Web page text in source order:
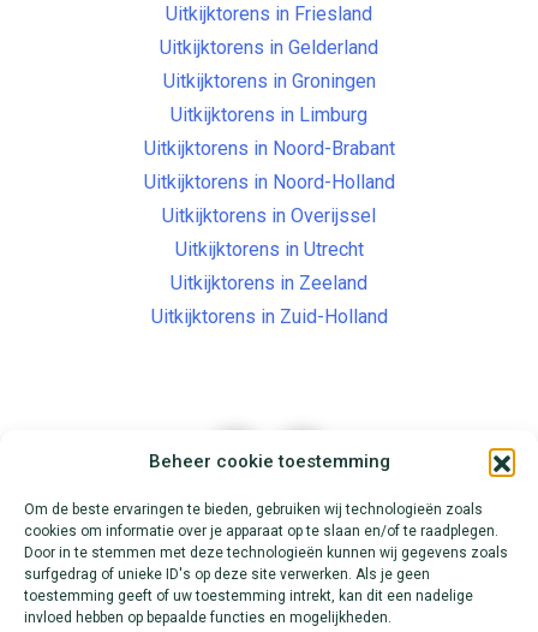
Beheer cookie toestemming
Om de beste ervaringen te bieden, gebruiken wij technologieën zoals
cookies om informatie over je apparaat op te slaan en/of te raadplegen.
Door in te stemmen met deze technologieën kunnen wij gegevens zoals
surfgedrag of unieke ID's op deze site verwerken. Als je geen
toestemming geeft of uw toestemming intrekt, kan dit een nadelige
invloed hebben op bepaalde functies en mogelijkheden.
Contact Over Uitkijktorens.nl
Alle routes
Uitkijktorens in Friesland
Uitkijktorens in Gelderland
Uitkijktorens in Groningen
Uitkijktorens in Limburg
Uitkijktorens in Noord-Brabant
Uitkijktorens in Noord-Holland
Uitkijktorens in Overijssel
Uitkijktorens in Utrecht
Uitkijktorens in Zeeland
Uitkijktorens in Zuid-Holland